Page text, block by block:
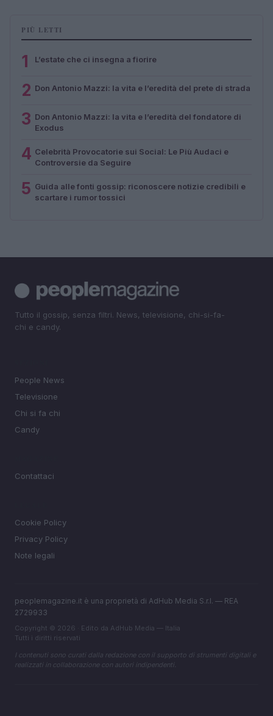
PIÙ LETTI
1 L’estate che ci insegna a fiorire
2 Don Antonio Mazzi: la vita e l’eredità del prete di strada
3 Don Antonio Mazzi: la vita e l’eredità del fondatore di
Exodus
4 Celebrità Provocatorie sui Social: Le Più Audaci e
Controversie da Seguire
5 Guida alle fonti gossip: riconoscere notizie credibili e
scartare i rumor tossici
Tutto il gossip, senza filtri. News, televisione, chi-si-fa-
chi e candy.
People News
Televisione
Chi si fa chi
Candy
Contattaci
Cookie Policy
Privacy Policy
Note legali
peoplemagazine.it è una proprietà di AdHub Media S.r.l. — REA
2729933
Copyright © 2026 · Edito da AdHub Media — Italia
Tutti i diritti riservati
I contenuti sono curati dalla redazione con il supporto di strumenti digitali e
realizzati in collaborazione con autori indipendenti.